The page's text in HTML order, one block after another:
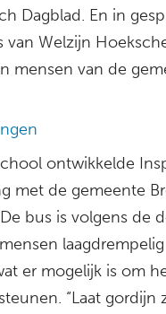
Dagblad. En in
van Welzijn
mensen van de
ontwikkelde
met de gemeente
bus is volgens de
er mogelijk is om
“Laat gordijn